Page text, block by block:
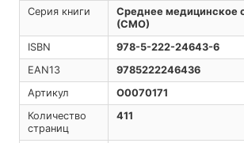
Серия книги
Среднее медицинское
(СМО)
ISBN
978-5-222-24643-6
EAN13
9785222246436
Артикул
O0070171
Количество
страниц
411